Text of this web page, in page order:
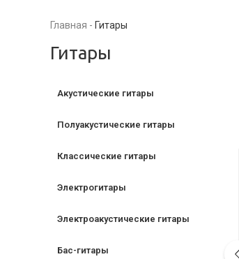
Главная Гитары
Гитары
Акустические гитары
Полуакустические гитары
Классические гитары
Электрогитары
Электроакустические гитары
Бас-гитары